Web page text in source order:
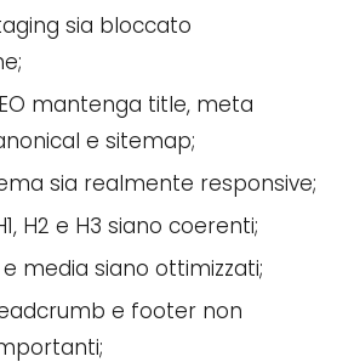
sia bloccato
mantenga title, meta
e sitemap;
sia realmente responsive;
H2 e H3 siano coerenti;
media siano ottimizzati;
e footer non